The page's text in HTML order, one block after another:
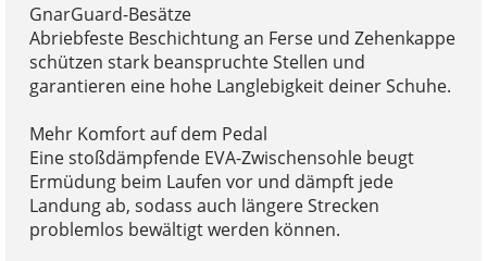
GnarGuard-Besätze
Abriebfeste Beschichtung an Ferse und Zehenkappe
schützen stark beanspruchte Stellen und
garantieren eine hohe Langlebigkeit deiner Schuhe.
Mehr Komfort auf dem Pedal
Eine stoßdämpfende EVA-Zwischensohle beugt
Ermüdung beim Laufen vor und dämpft jede
Landung ab, sodass auch längere Strecken
problemlos bewältigt werden können.